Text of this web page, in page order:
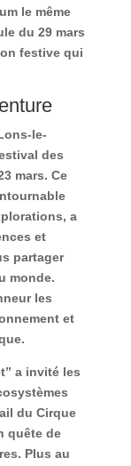
le même
du 29 mars
festive qui
le-
des
mars. Ce
a
et
partager
monde.
les
et
a invité les
du Cirque
quête de
Plus au